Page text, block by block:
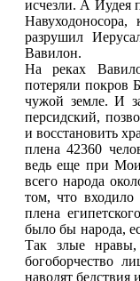
исчезли. А Иудея
разрушил
Вавилон.
На реках
потеряли покров
чужой земле. И
персидский,
и восстановить
плена 42360
ведь еще при
всего народа
том, что
плена
было бы народа,
Так злые нравы,
богоборчество
наводят бедствия